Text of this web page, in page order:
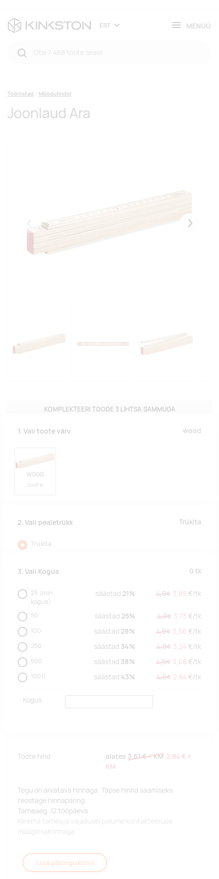
EST MENÜÜ
Tööriistad Mõõdulindid
Joonlaud Ara
Eelmised
KOMPLEKTEERI TOODE 3 LIHTSA SAMMUGA
1. Vali toote värv wood
wood
22497 tk
2. Vali pealetrükk Trükita
Trükita
3. Vali Kogus 0 tk
25 (min.
kogus)
säästad 21% 4,94 3,89 €/tk
50 säästad 25% 4,94 3,73 €/tk
100 säästad 28% 4,94 3,56 €/tk
250 säästad 34% 4,94 3,24 €/tk
500 säästad 38% 4,94 3,08 €/tk
1000 säästad 43% 4,94 2,84 €/tk
Kogus
Toote hind alates 3,61 €+ KM 2,84 € +
KM
Tegu on arvatava hinnaga. Täpse hinna saamiseks
teostage hinnapäring.
Tarneaeg: 12 tööpäeva.
Kiirema tarneaja vajadusel palume kontakteeruda
müügiosakonnaga.
Lisa päringukorvi